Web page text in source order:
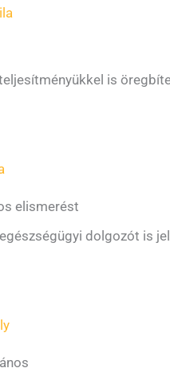
is
elismerést
dolgozót is